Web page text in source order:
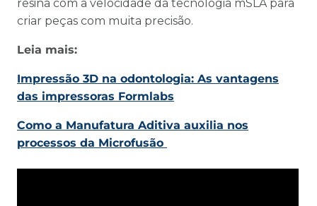
resina com a velocidade da tecnologia mSLA para
criar peças com muita precisão.
Leia mais:
Impressão 3D na odontologia: As vantagens
das impressoras Formlabs
Como a Manufatura Aditiva auxilia nos
processos da Microfusão